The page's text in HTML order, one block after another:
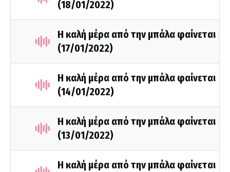
(18/01/2022)
Η καλή μέρα από την μπάλα φαίνεται
(17/01/2022)
Η καλή μέρα από την μπάλα φαίνεται
(14/01/2022)
Η καλή μέρα από την μπάλα φαίνεται
(13/01/2022)
Η καλή μέρα από την μπάλα φαίνεται